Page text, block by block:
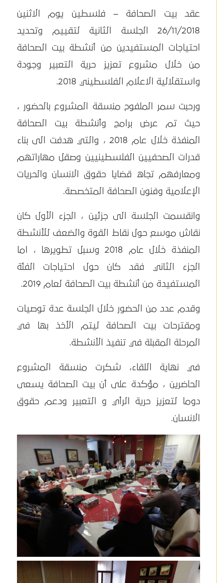
عقد بيت الصحافة – فلسطين يوم الاثنين
26/11/2018 الجلسة الثانية لتقييم وتحديد
احتياجات المستفيدين من أنشطة بيت الصحافة
من خلال مشروع تعزيز حرية التعبير وجودة
واستقلالية الاعلام الفلسطيني 2018.
ورحبت سمر الملفوح منسقة المشروع بالحضور ،
حيث تم عرض برامج وأنشطة بيت الصحافة
المنفذة خلال عام 2018 ، والتي هدفت الى بناء
قدرات الصحفيين الفلسطينيين وصقل مهاراتهم
ومعارفهم تجاه قضايا حقوق الانسان والحريات
الإعلامية وفنون الصحافة المتخصصة.
وانقسمت الجلسة الى جزئين ، الجزء الأول كان
نقاش موسع حول نقاط القوة والضعف للأنشطة
المنفذة خلال عام 2018 وسبل تطويرها ، اما
الجزء الثاني فقد كان حول احتياجات الفئة
المستفيدة من أنشطة بيت الصحافة لعام 2019.
وقدم عدد من الحضور خلال الجلسة عدة توصيات
ومقترحات بيت الصحافة ليتم الأخذ بها في
المرحلة المقبلة في تنفيذ الأنشطة.
في نهاية اللقاء، شكرت منسقة المشروع
الحاضرين ، مؤكدة على أن بيت الصحافة يسعى
دوما لتعزيز حرية الرأي و التعبير ودعم حقوق
الانسان.